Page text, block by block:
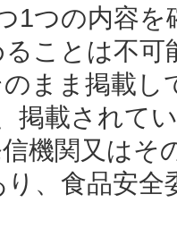
1つの内容
ことは不
まま掲載し
載されて
機関又はそ
、食品安